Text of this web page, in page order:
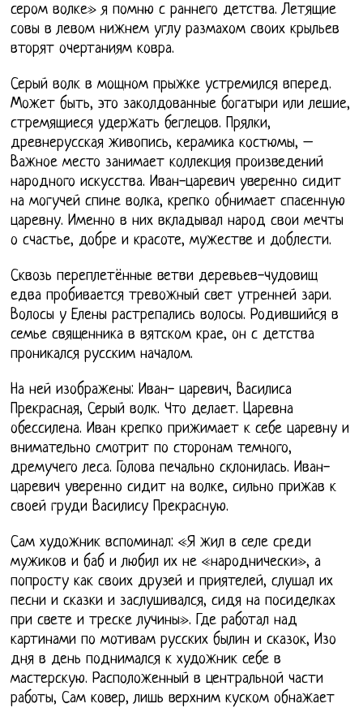
сером волке» я помню с раннего детства. Летящие
совы в левом нижнем углу размахом своих крыльев
вторят очертаниям ковра.
Серый волк в мощном прыжке устремился вперед.
Может быть, это заколдованные богатыри или лешие,
стремящиеся удержать беглецов. Прялки,
древнерусская живопись, керамика костюмы, –
Важное место занимает коллекция произведений
народного искусства. Иван-царевич уверенно сидит
на могучей спине волка, крепко обнимает спасенную
царевну. Именно в них вкладывал народ свои мечты
о счастье, добре и красоте, мужестве и доблести.
Сквозь переплетённые ветви деревьев-чудовищ
едва пробивается тревожный свет утренней зари.
Волосы у Елены растрепались волосы. Родившийся в
семье священника в вятском крае, он с детства
проникался русским началом.
На ней изображены: Иван- царевич, Василиса
Прекрасная, Серый волк. Что делает. Царевна
обессилена. Иван крепко прижимает к себе царевну и
внимательно смотрит по сторонам темного,
дремучего леса. Голова печально склонилась. Иван-
царевич уверенно сидит на волке, сильно прижав к
своей груди Василису Прекрасную.
Сам художник вспоминал: «Я жил в селе среди
мужиков и баб и любил их не «народнически», а
попросту как своих друзей и приятелей, слушал их
песни и сказки и заслушивался, сидя на посиделках
при свете и треске лучины». Где работал над
картинами по мотивам русских былин и сказок, Изо
дня в день поднимался к художник себе в
мастерскую. Расположенный в центральной части
работы, Сам ковер, лишь верхним куском обнажает